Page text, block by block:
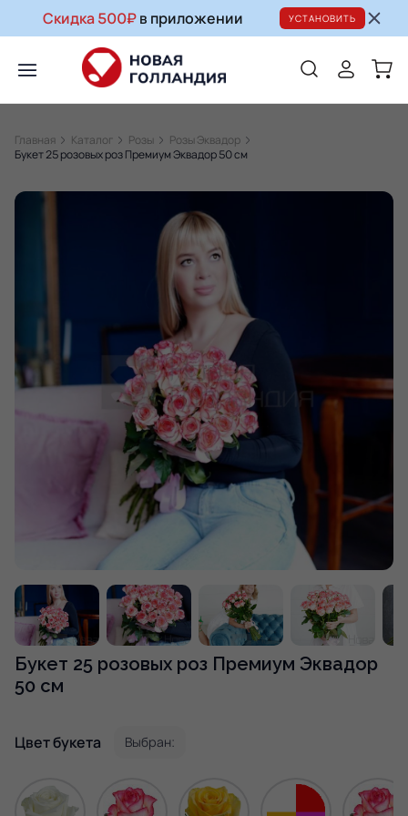
Скидка 500₽в приложении УСТАНОВИТЬ
Главная Каталог Розы
Розы Эквадор
Букет 25 розовых роз Премиум Эквадор 50 см
Букет 25 розовых роз Премиум Эквадор
50 см
Цвет букета Выбран: